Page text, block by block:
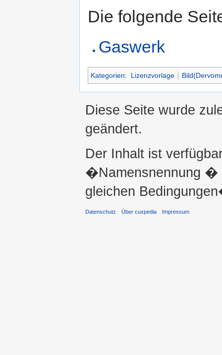
Die folgende
Gaswerk
Kategorien: Lizenzvorlage
Diese Seite wurde
geändert.
Der Inhalt ist
�Namensnennung �
gleichen
Datenschutz Über cuxpedia Impressum